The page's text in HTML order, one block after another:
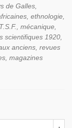
de Galles,
ethnologie,
mécanique,
scientifiques 1920,
anciens, revues
magazines